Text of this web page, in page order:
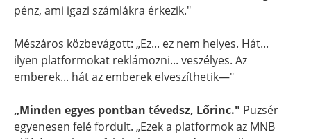
pénz, ami igazi számlákra érkezik."
Mészáros közbevágott: „Ez... ez nem helyes. Hát...
ilyen platformokat reklámozni... veszélyes. Az
emberek... hát az emberek elveszíthetik—"
„Minden egyes pontban tévedsz, Lőrinc." Puzsér
egyenesen felé fordult. „Ezek a platformok az MNB